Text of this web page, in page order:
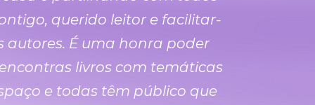
querido leitor e facilitar-
autores. É uma honra poder
livros com temáticas
e todas têm público que